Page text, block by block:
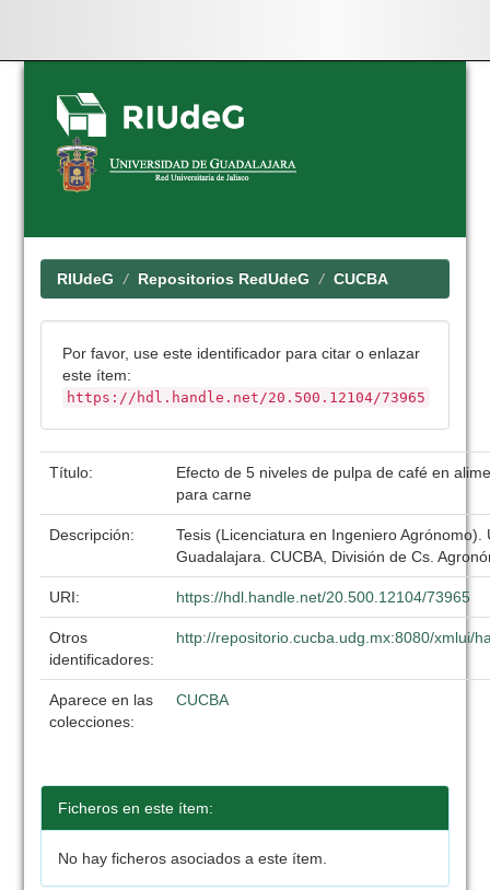
Skip
navigation
RIUdeG Repositorios RedUdeG CUCBA
Por favor, use este identificador para citar o enlazar
este ítem:
https://hdl.handle.net/20.500.12104/73965
Título:
Efecto de 5 niveles de pulpa de café en
para carne
Descripción:
Tesis (Licenciatura en Ingeniero Agrónomo).
Guadalajara. CUCBA, División de Cs.
URI: https://hdl.handle.net/20.500.12104/73965
Otros
identificadores:
http://repositorio.cucba.udg.mx:8080/xmlui/
Aparece en las
colecciones:
CUCBA
Ficheros en este ítem:
No hay ficheros asociados a este ítem.